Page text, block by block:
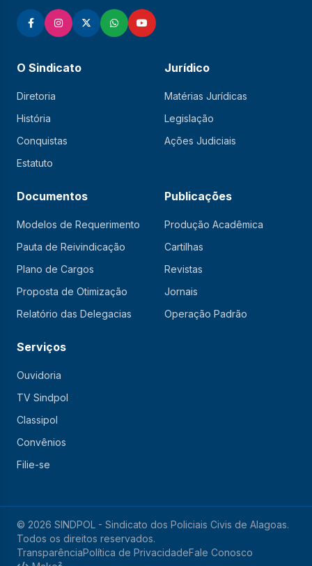
O Sindicato
Diretoria
História
Conquistas
Estatuto
Jurídico
Matérias Jurídicas
Legislação
Ações Judiciais
Documentos
Modelos de Requerimento
Pauta de Reivindicação
Plano de Cargos
Proposta de Otimização
Relatório das Delegacias
Publicações
Produção Acadêmica
Cartilhas
Revistas
Jornais
Operação Padrão
Serviços
Ouvidoria
TV Sindpol
Classipol
Convênios
Filie-se
© 2026 SINDPOL - Sindicato dos Policiais Civis de Alagoas.
Todos os direitos reservados.
TransparênciaPolítica de PrivacidadeFale Conosco